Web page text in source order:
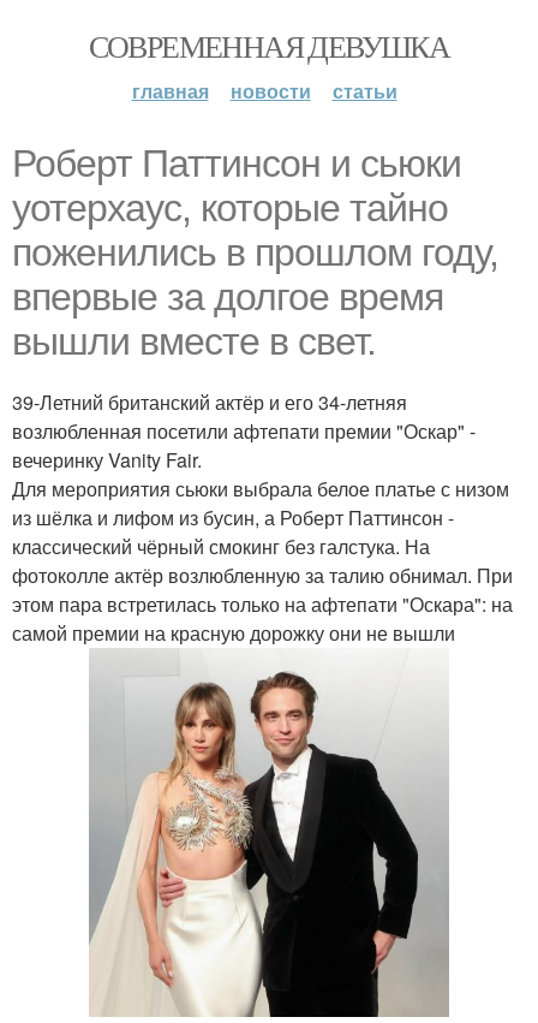
СОВРЕМЕННАЯ ДЕВУШКА
главная новости статьи
Роберт Паттинсон и сьюки
уотерхаус, которые тайно
поженились в прошлом году,
впервые за долгое время
вышли вместе в свет.
39-Летний британский актёр и его 34-летняя
возлюбленная посетили афтепати премии "Оскар" -
вечеринку Vanity Fair.
Для мероприятия сьюки выбрала белое платье с низом
из шёлка и лифом из бусин, а Роберт Паттинсон -
классический чёрный смокинг без галстука. На
фотоколле актёр возлюбленную за талию обнимал. При
этом пара встретилась только на афтепати "Оскара": на
самой премии на красную дорожку они не вышли